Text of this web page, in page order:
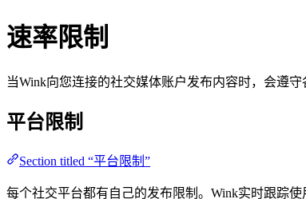
速率限制
当Wink向您连接的社交媒体账户发布内容时，会遵
平台限制
Section titled “平台限制”
每个社交平台都有自己的发布限制。Wink实时跟踪